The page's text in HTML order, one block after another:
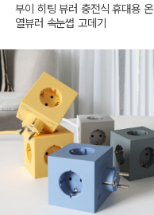
부이 히팅 뷰러 충전식 휴대용 온
열뷰러 속눈썹 고데기